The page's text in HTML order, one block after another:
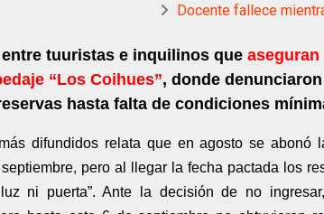
Docente fallece
tuuristas e inquilinos que
“Los Coihues”, donde
hasta falta de condiciones
difundidos relata que en agosto se abonó
pero al llegar la fecha pactada los
ni puerta”. Ante la decisión de no